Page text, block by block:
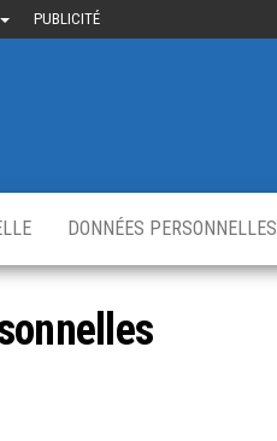
PUBLICITÉ
DONNÉES PERSONNELLES